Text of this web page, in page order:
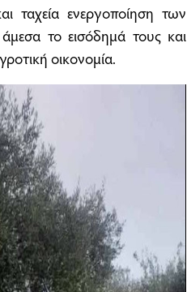
ταχεία ενεργοποίηση των
το εισόδημά τους και
οικονομία.